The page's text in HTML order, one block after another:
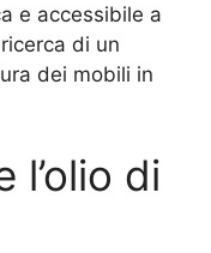
e accessibile a
di un
dei mobili in
l’olio di